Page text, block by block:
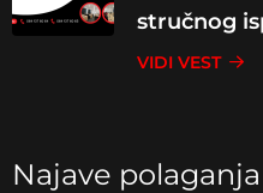
stručnog
VIDI VEST
Najave polaganja